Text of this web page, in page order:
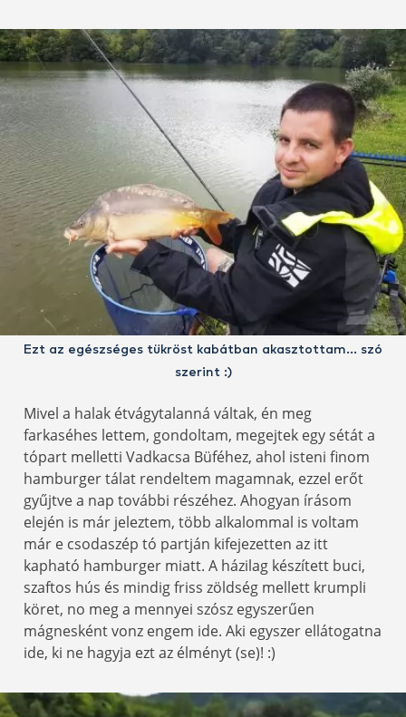
Ezt az egészséges tükröst kabátban akasztottam… szó
szerint :)
Mivel a halak étvágytalanná váltak, én meg
farkaséhes lettem, gondoltam, megejtek egy sétát a
tópart melletti Vadkacsa Büféhez, ahol isteni finom
hamburger tálat rendeltem magamnak, ezzel erőt
gyűjtve a nap további részéhez. Ahogyan írásom
elején is már jeleztem, több alkalommal is voltam
már e csodaszép tó partján kifejezetten az itt
kapható hamburger miatt. A házilag készített buci,
szaftos hús és mindig friss zöldség mellett krumpli
köret, no meg a mennyei szósz egyszerűen
mágnesként vonz engem ide. Aki egyszer ellátogatna
ide, ki ne hagyja ezt az élményt (se)! :)